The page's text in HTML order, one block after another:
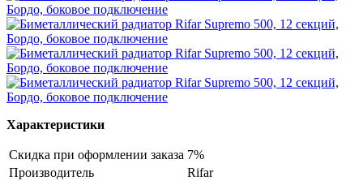
Характеристики
Скидка при оформлении заказа 7%
Производитель
Rifar